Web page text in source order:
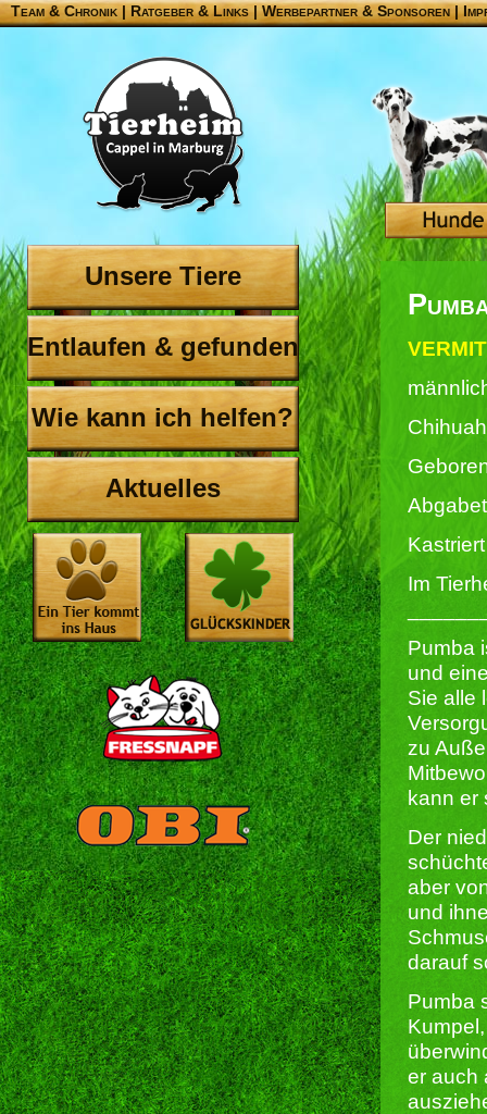
Team & Chronik |Ratgeber & Links|Werbepartner & Sponsoren|
Unsere Tiere
Entlaufen & gefunden
Wie kann ich helfen?
Aktuelles
Im
Pumba
und
Sie alle
zu
kann er
Der
aber
und
darauf
Pumba
er auch